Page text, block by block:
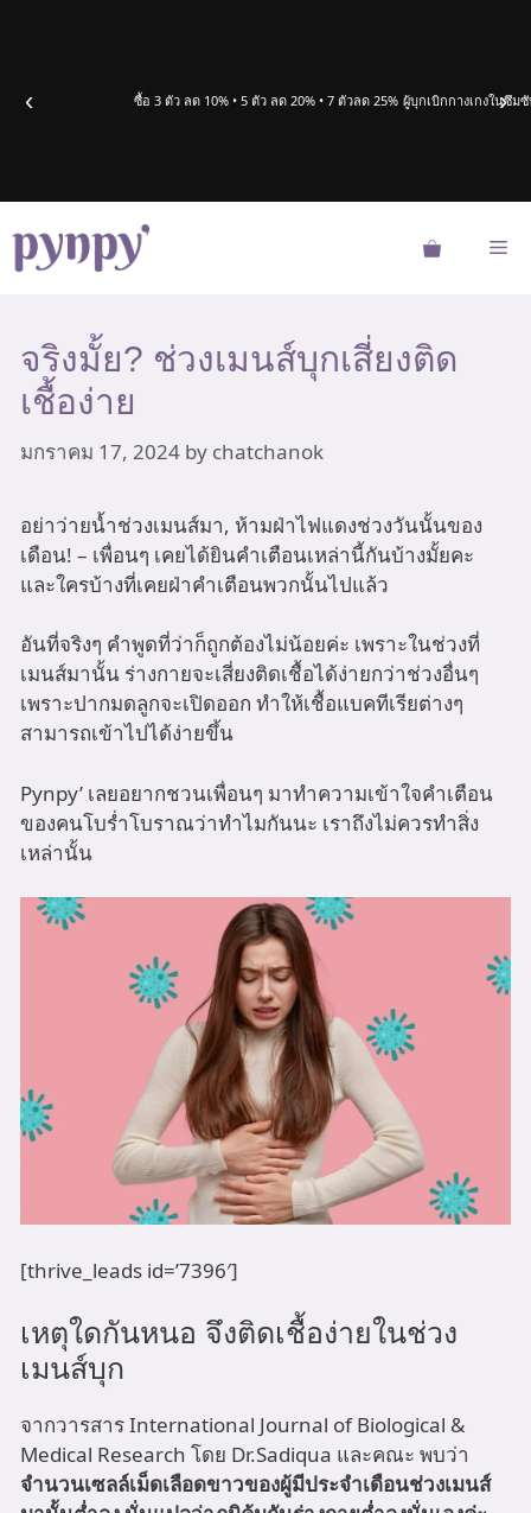
‹ ซื้อ 3 ตัว ลด 10% • 5 ตัว ลด 20% • 7 ตัวลด 25% ผู้บุกเบิกกางเกงในซึม
›
จริงมั้ย? ช่วงเมนส์บุกเสี่ยงติด
เชื้อง่าย
มกราคม 17, 2024 by chatchanok
อย่าว่ายน้ำช่วงเมนส์มา, ห้ามฝ่าไฟแดงช่วงวันนั้นของ
เดือน! – เพื่อนๆ เคยได้ยินคำเตือนเหล่านี้กันบ้างมั้ยคะ
และใครบ้างที่เคยฝ่าคำเตือนพวกนั้นไปแล้ว
อันที่จริงๆ คำพูดที่ว่าก็ถูกต้องไม่น้อยค่ะ เพราะในช่วงที่
เมนส์มานั้น ร่างกายจะเสี่ยงติดเชื้อได้ง่ายกว่าช่วงอื่นๆ
เพราะปากมดลูกจะเปิดออก ทำให้เชื้อแบคทีเรียต่างๆ
สามารถเข้าไปได้ง่ายขึ้น
Pynpy’ เลยอยากชวนเพื่อนๆ มาทำความเข้าใจคำเตือน
ของคนโบร่ำโบราณว่าทำไมกันนะ เราถึงไม่ควรทำสิ่ง
เหล่านั้น
[thrive_leads id=’7396′]
เหตุใดกันหนอ จึงติดเชื้อง่ายในช่วง
เมนส์บุก
จากวารสาร International Journal of Biological &
Medical Research โดย Dr.Sadiqua และคณะ พบว่า
จำนวนเซลล์เม็ดเลือดขาวของผู้มีประจำเดือนช่วงเมนส์